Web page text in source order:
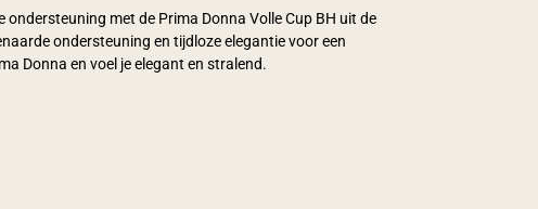
ondersteuning met de Prima Donna Volle Cup BH uit de
ondersteuning en tijdloze elegantie voor een
Donna en voel je elegant en stralend.